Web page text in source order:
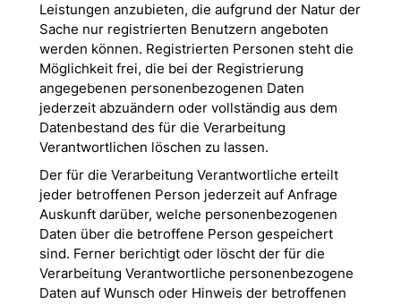
Leistungen anzubieten, die aufgrund der Natur der
Sache nur registrierten Benutzern angeboten
werden können. Registrierten Personen steht die
Möglichkeit frei, die bei der Registrierung
angegebenen personenbezogenen Daten
jederzeit abzuändern oder vollständig aus dem
Datenbestand des für die Verarbeitung
Verantwortlichen löschen zu lassen.
Der für die Verarbeitung Verantwortliche erteilt
jeder betroffenen Person jederzeit auf Anfrage
Auskunft darüber, welche personenbezogenen
Daten über die betroffene Person gespeichert
sind. Ferner berichtigt oder löscht der für die
Verarbeitung Verantwortliche personenbezogene
Daten auf Wunsch oder Hinweis der betroffenen